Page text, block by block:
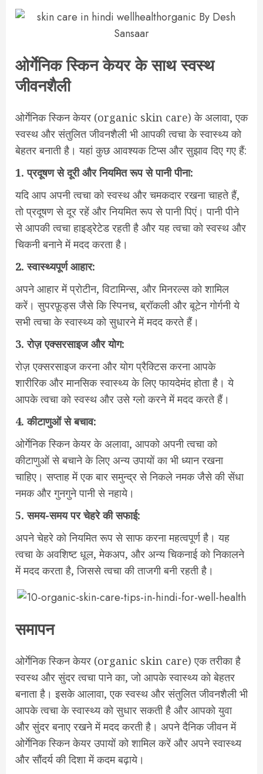
ओर्गेनिकस्किनकेयरकेसाथस्वस्थ
जीवनशैली
ओर्गेनिक स्किन केयर (organic skin care) के अलावा, एक
स्वस्थ और संतुलित जीवनशैली भी आपकी त्वचा के स्वास्थ्य को
बेहतर बनाती है। यहां कुछ आवश्यक टिप्स और सुझाव दिए गए हैं:
1.प्रदूषण से दूरी औरनियमितरूपसेपानीपीना:
यदि आप अपनी त्वचा को स्वस्थ और चमकदार रखना चाहते हैं,
तो प्रदूषण से दूर रहें और नियमित रूप से पानी पिएं। पानी पीने
से आपकी त्वचा हाइड्रेटेड रहती है और यह त्वचा को स्वस्थ और
चिकनी बनाने में मदद करता है।
2.स्वास्थ्यपूर्णआहार:
अपने आहार में प्रोटीन, विटामिन्स, और मिनरल्स को शामिल
करें। सुपरफ़ूड्स जैसे कि स्पिनच, ब्रॉकली और बूटेन गोर्गनी ये
सभी त्वचा के स्वास्थ्य को सुधारने में मदद करते हैं।
3.रोज़एक्सरसाइजऔरयोग:
रोज़ एक्सरसाइज करना और योग प्रैक्टिस करना आपके
शारीरिक और मानसिक स्वास्थ्य के लिए फायदेमंद होता है। ये
आपके त्वचा को स्वस्थ और उसे ग्लो करने में मदद करते हैं।
4.कीटाणुओंसेबचाव:
ओर्गेनिक स्किन केयर के अलावा, आपको अपनी त्वचा को
कीटाणुओं से बचाने के लिए अन्य उपायों का भी ध्यान रखना
चाहिए। सप्ताह में एक बार समुन्द्र से निकले नमक जैसे की सेंधा
नमक और गुनगुने पानी से नहाये।
5.समय-समयपरचेहरेकीसफाई:
अपने चेहरे को नियमित रूप से साफ करना महत्वपूर्ण है। यह
त्वचा के अवशिष्ट धूल, मेकअप, और अन्य चिकनाई को निकालने
में मदद करता है, जिससे त्वचा की ताजगी बनी रहती है।
समापन
ओर्गेनिक स्किन केयर (organic skin care) एक तरीका है
स्वस्थ और सुंदर त्वचा पाने का, जो आपके स्वास्थ्य को बेहतर
बनाता है। इसके आलावा, एक स्वस्थ और संतुलित जीवनशैली भी
आपके त्वचा के स्वास्थ्य को सुधार सकती है और आपको युवा
और सुंदर बनाए रखने में मदद करती है। अपने दैनिक जीवन में
ओर्गेनिक स्किन केयर उपायों को शामिल करें और अपने स्वास्थ्य
और सौंदर्य की दिशा में कदम बढ़ाये।